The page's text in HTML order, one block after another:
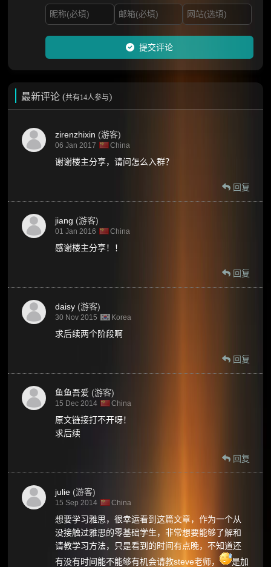
提交评论
最新评论 (共有14人参与)
zirenzhixin (游客)
06 Jan 2017 China
谢谢楼主分享，请问怎么入群？
回复
jiang (游客)
01 Jan 2016 China
感谢楼主分享！！
回复
daisy (游客)
30 Nov 2015 Korea
求后续两个阶段啊
回复
鱼鱼吾爱 (游客)
15 Dec 2014 China
原文链接打不开呀！
求后续
回复
julie (游客)
15 Sep 2014 China
想要学习雅思，很幸运看到这篇文章，作为一个从
没接触过雅思的零基础学生，非常想要能够了解和
请教学习方法，只是看到的时间有点晚，不知道还
有没有时间能不能够有机会请教steve老师，
是加